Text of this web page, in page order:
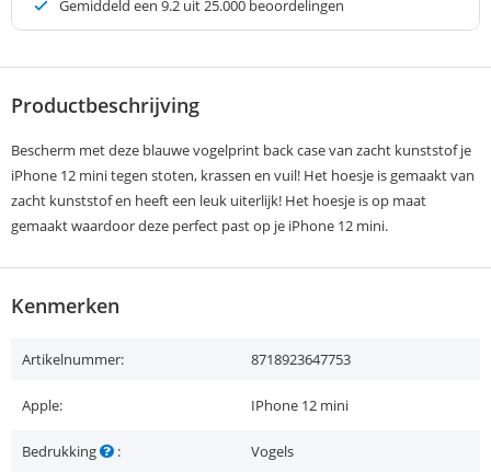
Gemiddeld een 9.2 uit 25.000 beoordelingen
Productbeschrijving
Bescherm met deze blauwe vogelprint back case van zacht kunststof je
iPhone 12 mini tegen stoten, krassen en vuil! Het hoesje is gemaakt van
zacht kunststof en heeft een leuk uiterlijk! Het hoesje is op maat
gemaakt waardoor deze perfect past op je iPhone 12 mini.
Kenmerken
Artikelnummer: 8718923647753
Apple: IPhone 12 mini
Bedrukking : Vogels